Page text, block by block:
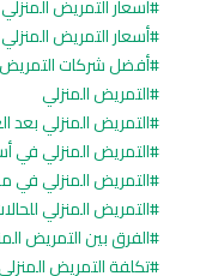
أسعار التمريض
أسعار التمريض
أفضل شركات التمريض
التمريض المنزلي
التمريض المنزلي بعد
التمريض المنزلي في
التمريض المنزلي في
التمريض المنزلي
الفرق بين التمريض
تكلفة التمريض المنزلي